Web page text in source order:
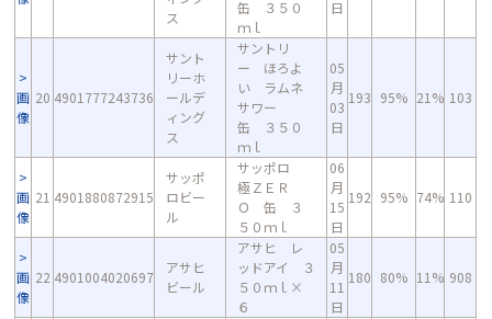
ス
缶 ３５０
ｍｌ
日
画
像
20 4901777243736
サント
リーホ
ールデ
ィング
ス
サントリ
ー ほろよ
い ラムネ
サワー
缶 ３５０
ｍｌ
05
月
03
日
193 95% 21% 103
画
像
21 4901880872915
サッポ
ロビー
ル
サッポロ
極ＺＥＲ
Ｏ 缶 ３
５０ｍｌ
06
月
15
日
192 95% 74% 110
画
像
22 4901004020697
アサヒ
ビール
アサヒ レ
ッドアイ ３
５０ｍｌ×
６
05
月
11
日
180 80% 11% 908